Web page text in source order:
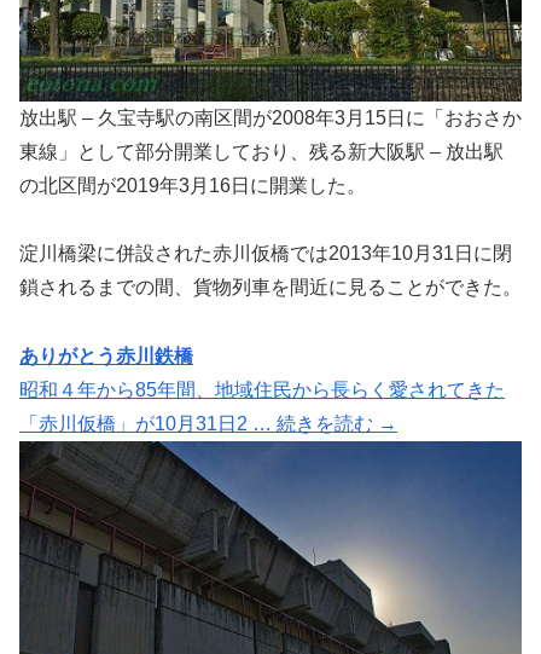
放出駅 – 久宝寺駅の南区間が2008年3月15日に「おおさか
東線」として部分開業しており、残る新大阪駅 – 放出駅
の北区間が2019年3月16日に開業した。
淀川橋梁に併設された赤川仮橋では2013年10月31日に閉
鎖されるまでの間、貨物列車を間近に見ることができた。
ありがとう赤川鉄橋
昭和４年から85年間、地域住民から長らく愛されてきた
「赤川仮橋」が10月31日2 … 続きを読む →